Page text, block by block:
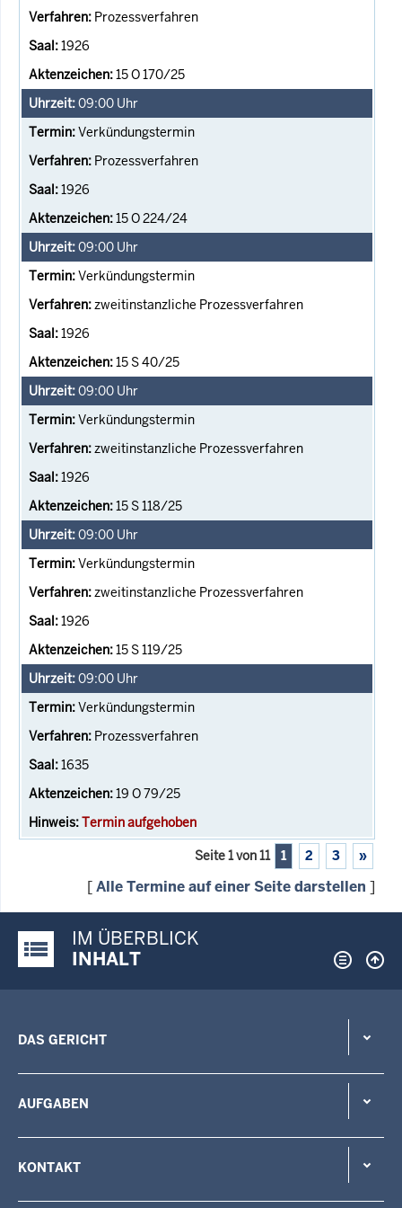
Prozessverfahren
1926
15 O 170/25
09:00 Uhr
Verkündungstermin
Prozessverfahren
1926
15 O 224/24
09:00 Uhr
Verkündungstermin
zweitinstanzliche Prozessverfahren
1926
15 S 40/25
09:00 Uhr
Verkündungstermin
zweitinstanzliche Prozessverfahren
1926
15 S 118/25
09:00 Uhr
Verkündungstermin
zweitinstanzliche Prozessverfahren
1926
15 S 119/25
09:00 Uhr
Verkündungstermin
Prozessverfahren
1635
19 O 79/25
Termin aufgehoben
Seite 1 von 11 1 2 3 »
[Alle Termine auf einer Seite darstellen ]
Justiz-Portal im Überblick:
IM ÜBERBLICK
INHALT
DAS GERICHT
AUFGABEN
KONTAKT